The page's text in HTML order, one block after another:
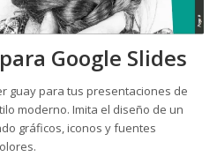
Google Slides
guay para tus presentaciones de
moderno. Imita el diseño de un
gráficos, iconos y fuentes